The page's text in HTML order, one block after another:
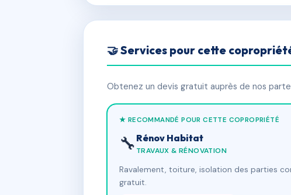
🤝 Services pour cette
Obtenez un devis gratuit auprès de nos
★ RECOMMANDÉ POUR CETTE COPROPRIÉTÉ
🔧 Rénov Habitat
TRAVAUX & RÉNOVATION
Ravalement, toiture, isolation des parties
gratuit.